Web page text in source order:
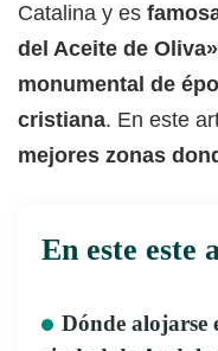
Catalina y es
del Aceite de
monumental de
cristiana. En este
mejores zonas
En este este
Dónde alojarse